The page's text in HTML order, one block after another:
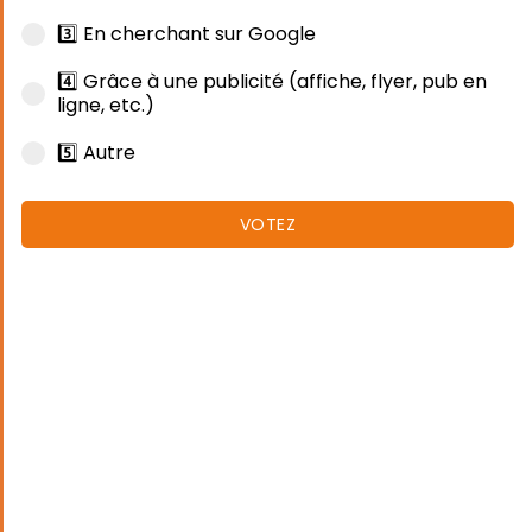
3️⃣ En cherchant sur Google
4️⃣ Grâce à une publicité (affiche, flyer, pub en
ligne, etc.)
5️⃣ Autre
VOTEZ